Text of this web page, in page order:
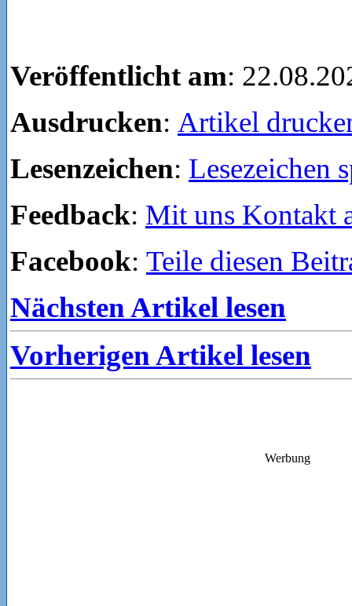
Veröffentlicht am:
Ausdrucken: Artikel
Lesenzeichen: Lesezeichen
Feedback: Mit uns Kontakt
Facebook: Teile diesen
Nächsten Artikel lesen
Vorherigen Artikel lesen
Werbung